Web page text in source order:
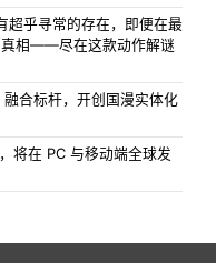
超乎寻常的存在，即便在最
真相——尽在这款动作解谜
合标杆，开创国漫实体化
将在 PC 与移动端全球发